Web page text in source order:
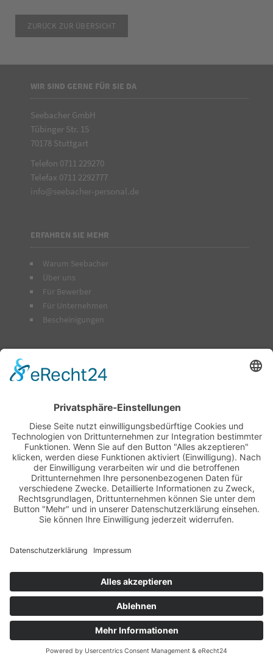
ZURÜCK ZUR ÜBERSICHT
WIR SIND GERNE FÜR SIE DA
Seebacher GmbH
Tübinger Str. 15
70178 Stuttgart
Telefon 0711 229270
Telefax 0711 2292777
info@seebacher-personal.de
ERFAHREN SIE MEHR
Warum Seebacher
Über uns
Für Bewerber
Für Unternehmen
Bescheinigungen
Datenschutz
Haftungsausschluss
AGB im PDF-Format
Cookie-Einstellungen
© 2026 | SEEBACHER GMBH - PERSONALVERMITTLUNG UND
ZEITARBEIT FÜR DIE METROPOLREGION STUTTGART
Hier direkt bewerben